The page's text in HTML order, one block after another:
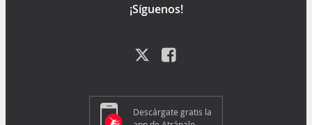
¡Síguenos!
Descárgate gratis la